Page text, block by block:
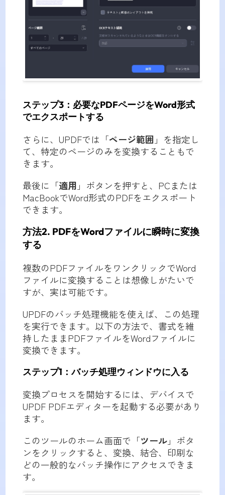
ステップ3：必要なPDFページをWord形式
でエクスポートする
さらに、UPDFでは「ページ範囲 」を指定し
て、特定のページのみを変換することもで
きます。
最後に「適用 」ボタンを押すと、PCまたは
MacBookでWord形式のPDFをエクスポート
できます。
方法2. PDFをWordファイルに瞬時に変換
する
複数のPDFファイルをワンクリックでWord
ファイルに変換することは想像しがたいで
すが、実は可能です。
UPDFのバッチ処理機能を使えば、この処理
を実行できます。以下の方法で、書式を維
持したままPDFファイルをWordファイルに
変換できます。
ステップ1：バッチ処理ウィンドウに入る
変換プロセスを開始するには、デバイスで
UPDF PDFエディターを起動する必要があり
ます。
このツールのホーム画面で「ツール」ボタ
ンをクリックすると、変換、結合、印刷な
どの一般的なバッチ操作にアクセスできま
す。